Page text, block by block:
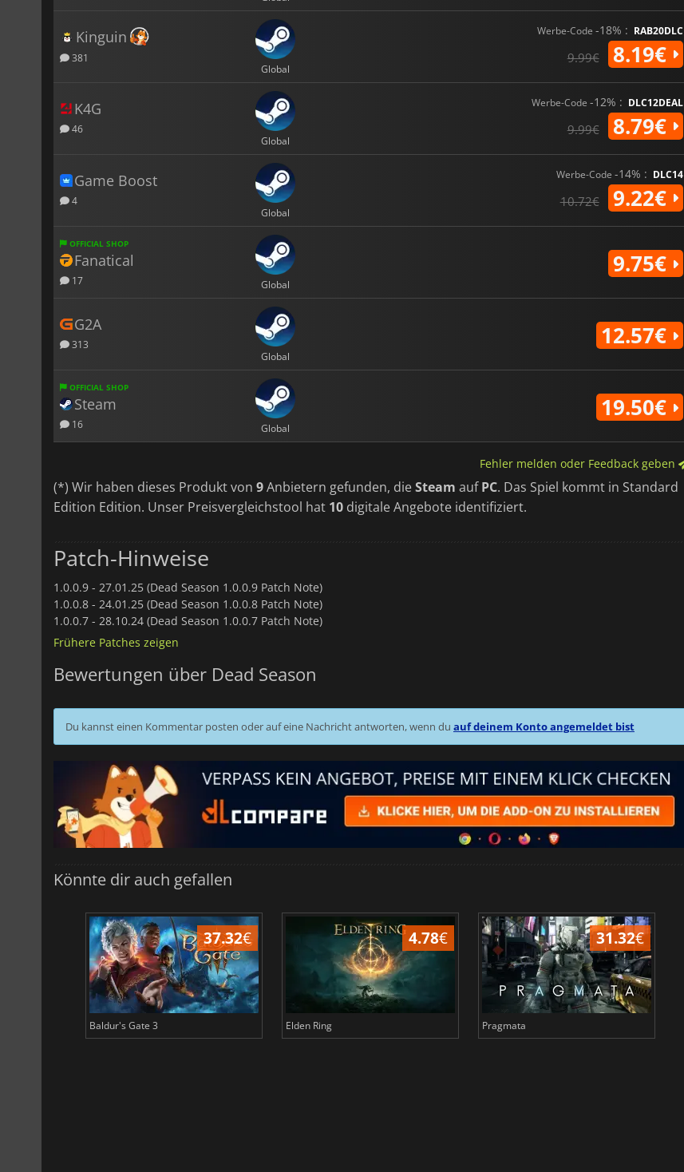
Kinguin
381
Global
Werbe-Code -18% : RAB20DLC
9.99€ 8.19€
K4G
46
Global
Werbe-Code -12% : DLC12DEAL
9.99€ 8.79€
Game Boost
4
Global
Werbe-Code -14% : DLC14
10.72€ 9.22€
OFFICIAL SHOP
Fanatical
17 Global
9.75€
G2A
313
Global
12.57€
OFFICIAL SHOP
Steam
16 Global
19.50€
Fehler melden oder Feedback geben
(*) Wir haben dieses Produkt von 9Anbietern gefunden, dieSteam aufPC. Das Spiel kommt in Standard
Edition Edition. Unser Preisvergleichstool hat 10 digitale Angebote identifiziert.
Patch-Hinweise
1.0.0.9 - 27.01.25 (Dead Season 1.0.0.9 Patch Note)
1.0.0.8 - 24.01.25 (Dead Season 1.0.0.8 Patch Note)
1.0.0.7 - 28.10.24 (Dead Season 1.0.0.7 Patch Note)
Frühere Patches zeigen
Bewertungen über Dead Season
Du kannst einen Kommentar posten oder auf eine Nachricht antworten, wenn du auf deinem Konto angemeldet bist
Könnte dir auch gefallen
37.32€
Baldur's Gate 3
4.78€
Elden Ring
31.32€
Pragmata